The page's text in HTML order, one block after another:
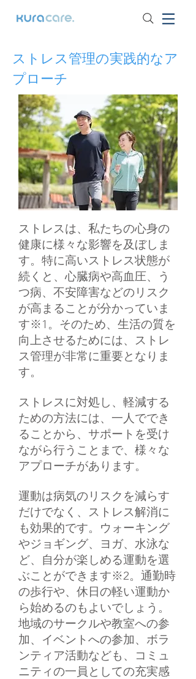
ストレス管理の実践的なア
プローチ
ストレスは、私たちの心身の
健康に様々な影響を及ぼしま
す。特に高いストレス状態が
続くと、心臓病や高血圧、う
つ病、不安障害などのリスク
が高まることが分かっていま
す※1。そのため、生活の質を
向上させるためには、ストレ
ス管理が非常に重要となりま
す。
ストレスに対処し、軽減する
ための方法には、一人ででき
ることから、サポートを受け
ながら行うことまで、様々な
アプローチがあります。
運動は病気のリスクを減らす
だけでなく、ストレス解消に
も効果的です。ウォーキング
やジョギング、ヨガ、水泳な
ど、自分が楽しめる運動を選
ぶことができます※2。通勤時
の歩行や、休日の軽い運動か
ら始めるのもよいでしょう。
地域のサークルや教室への参
加、イベントへの参加、ボラ
ンティア活動なども、コミュ
ニティの一員としての充実感